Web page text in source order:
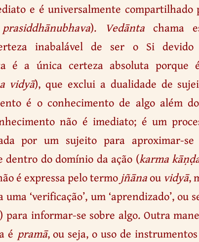
e é universalmente compartilhado
). Vedāntachama
inabalável de ser o Si devido
é a única certeza absoluta porque
vidyā), que exclui a dualidade de
é o conhecimento de algo além
não é imediato; é um
por um sujeito para aproximar-
do domínio da ação (karma
é expressa pelo termo jñānaou vidyā,
‘verificação’, um ‘aprendizado’, ou
) para informar-se sobre algo. Outra
é pramā, ou seja, o uso de